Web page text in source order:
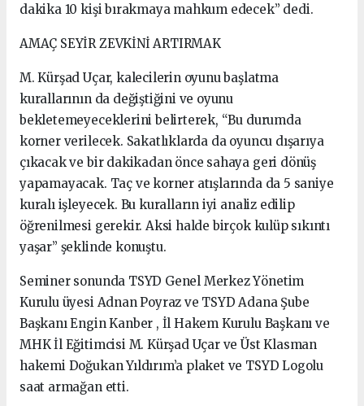
dakika 10 kişi bırakmaya mahkum edecek” dedi.
AMAÇ SEYİR ZEVKİNİ ARTIRMAK
M. Kürşad Uçar, kalecilerin oyunu başlatma
kurallarının da değiştiğini ve oyunu
bekletemeyeceklerini belirterek, “Bu durumda
korner verilecek. Sakatlıklarda da oyuncu dışarıya
çıkacak ve bir dakikadan önce sahaya geri dönüş
yapamayacak. Taç ve korner atışlarında da 5 saniye
kuralı işleyecek. Bu kuralların iyi analiz edilip
öğrenilmesi gerekir. Aksi halde birçok kulüp sıkıntı
yaşar” şeklinde konuştu.
Seminer sonunda TSYD Genel Merkez Yönetim
Kurulu üyesi Adnan Poyraz ve TSYD Adana Şube
Başkanı Engin Kanber , İl Hakem Kurulu Başkanı ve
MHK İl Eğitimcisi M. Kürşad Uçar ve Üst Klasman
hakemi Doğukan Yıldırım’a plaket ve TSYD Logolu
saat armağan etti.